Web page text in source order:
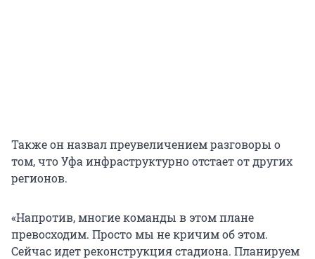
Также он назвал преувеличением разговоры о
том, что Уфа инфраструктурно отстает от других
регионов.
«Напротив, многие команды в этом плане
превосходим. Просто мы не кричим об этом.
Сейчас идет реконструкция стадиона. Планируем